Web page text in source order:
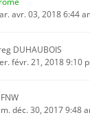
avr. 03, 2018 6:44
DUHAUBOIS
févr. 21, 2018 9:10
déc. 30, 2017 9:48